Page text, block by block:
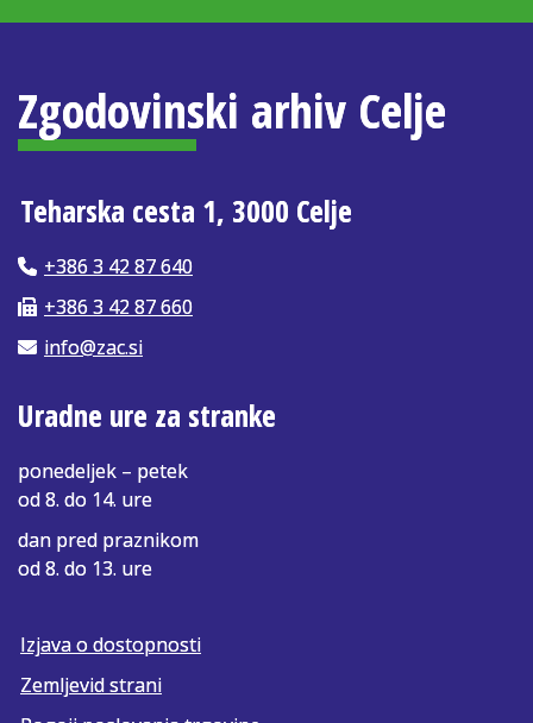
Zgodovinski arhiv Celje
Teharska cesta 1, 3000 Celje
+386 3 42 87 640
+386 3 42 87 660
info@zac.si
Uradne ure za stranke
ponedeljek – petek
od 8. do 14. ure
dan pred praznikom
od 8. do 13. ure
Izjava o dostopnosti
Zemljevid strani